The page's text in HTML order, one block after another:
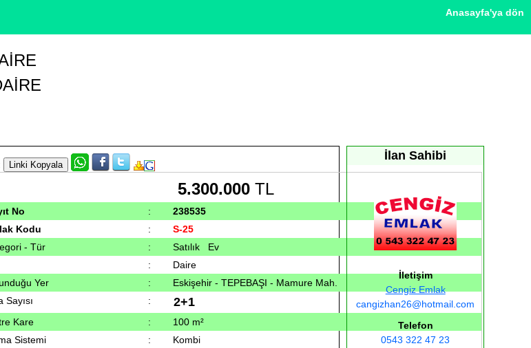
Anasayfa'ya dön
5.300.000 TL
No :
238535
Kodu
:
S-25
- Tür
:
Satılık Ev
:
Daire
Yer
:
Eskişehir - TEPEBAŞI - Mamure Mah.
Sayısı
: 2+1
Kare :
100 m²
Sistemi
:
Kombi
İlan Sahibi
İletişim
Cengiz Emlak
cangizhan26@hotmail.com
Telefon
0543 322 47 23